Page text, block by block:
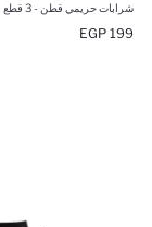
شرابات حريمي قطن - 3 قطع
199 EGP